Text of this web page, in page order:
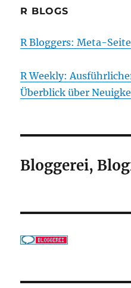
R BLOGS
R Bloggers: Meta-
R Weekly:
Überblick über
Bloggerei,